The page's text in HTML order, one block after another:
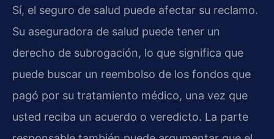
Sí, el seguro de salud puede afectar su reclamo.
Su aseguradora de salud puede tener un
derecho de subrogación, lo que significa que
puede buscar un reembolso de los fondos que
pagó por su tratamiento médico, una vez que
usted reciba un acuerdo o veredicto. La parte